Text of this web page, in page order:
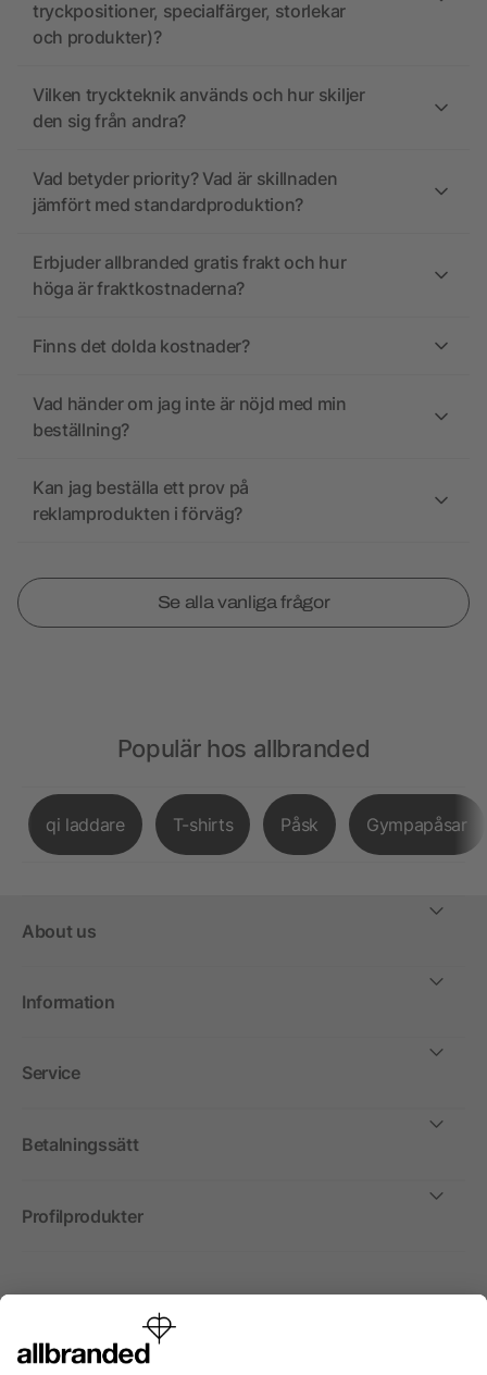
tryckpositioner, specialfärger, storlekar
och produkter)?
Vilken tryckteknik används och hur skiljer
den sig från andra?
Vad betyder priority? Vad är skillnaden
jämfört med standardproduktion?
Erbjuder allbranded gratis frakt och hur
höga är fraktkostnaderna?
Finns det dolda kostnader?
Vad händer om jag inte är nöjd med min
beställning?
Kan jag beställa ett prov på
reklamprodukten i förväg?
Se alla vanliga frågor
Populär hos allbranded
qi laddare T-shirts Påsk Gympapåsar
About us
Information
Service
Betalningssätt
Profilprodukter
Internationellt